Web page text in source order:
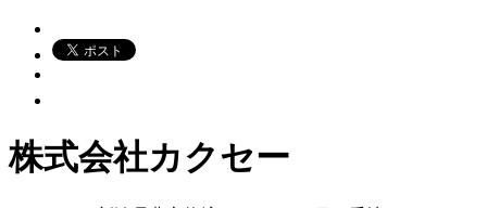
株式会社カクセー